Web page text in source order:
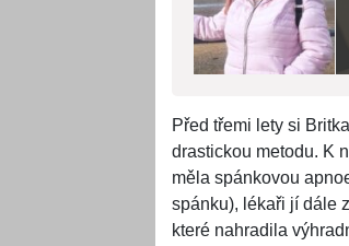
Před třemi lety si
drastickou metodu. K
měla spánkovou
spánku), lékaři jí dále
které nahradila